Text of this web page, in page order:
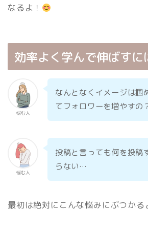
なるよ！
効率よく学んで伸ばすに
悩む人
なんとなくイメージは掴
てフォロワーを増やすの
悩む人
投稿と言っても何を投稿
らない…
最初は絶対にこんな悩みにぶつかる